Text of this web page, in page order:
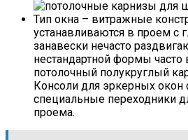
Тип окна – витражные
устанавливаются в проем с
занавески нечасто
нестандартной формы часто
потолочный полукруглый
Консоли для эркерных окон
специальные переходники
проема.